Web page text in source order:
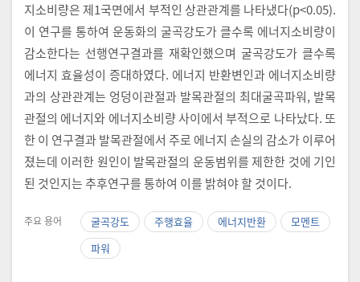
지소비량은 제1국면에서 부적인 상관관계를 나타냈다(p<0.05).
이 연구를 통하여 운동화의 굴곡강도가 클수록 에너지소비량이
감소한다는 선행연구결과를 재확인했으며 굴곡강도가 클수록
에너지 효율성이 증대하였다. 에너지 반환변인과 에너지소비량
과의 상관관계는 엉덩이관절과 발목관절의 최대굴곡파워, 발목
관절의 에너지와 에너지소비량 사이에서 부적으로 나타났다. 또
한 이 연구결과 발목관절에서 주로 에너지 손실의 감소가 이루어
졌는데 이러한 원인이 발목관절의 운동범위를 제한한 것에 기인
된 것인지는 추후연구를 통하여 이를 밝혀야 할 것이다.
주요 용어 굴곡강도 주행효율 에너지반환
모멘트
파워